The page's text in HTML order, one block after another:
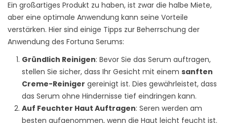
Ein großartiges Produkt zu haben, ist zwar die halbe Miete,
aber eine optimale Anwendung kann seine Vorteile
verstärken. Hier sind einige Tipps zur Beherrschung der
Anwendung des Fortuna Serums:
Gründlich Reinigen: Bevor Sie das Serum auftragen,
stellen Sie sicher, dass Ihr Gesicht mit einem sanften
Creme-Reiniger gereinigt ist. Dies gewährleistet, dass
das Serum ohne Hindernisse tief eindringen kann.
Auf Feuchter Haut Auftragen: Seren werden am
besten aufgenommen, wenn die Haut leicht feucht ist.